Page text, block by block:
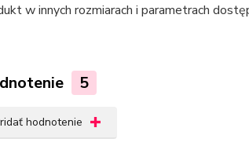
w innych rozmiarach i parametrach
5
hodnotenie